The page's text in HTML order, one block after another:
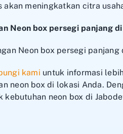
akan meningkatkan citra
Neon box persegi panjang
kami untuk informasi
neon box di lokasi Anda.
kebutuhan neon box di